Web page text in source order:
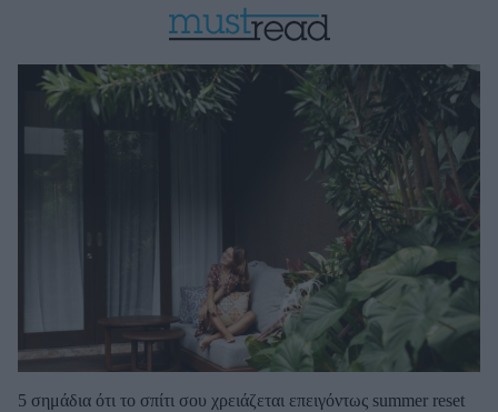
5 σημάδια ότι το σπίτι σου χρειάζεται επειγόντως summer reset